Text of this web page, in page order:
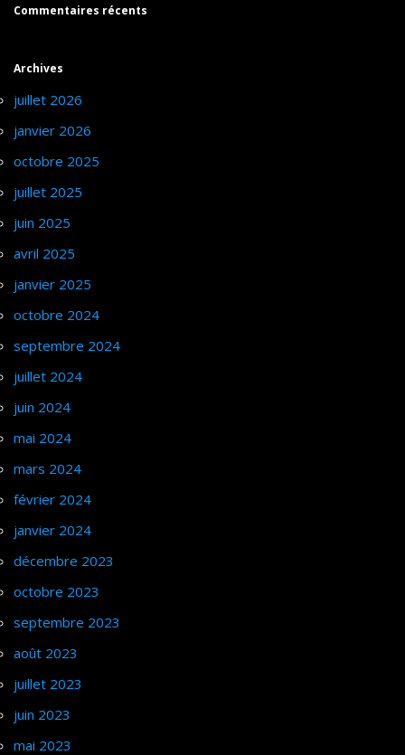
Commentaires récents
Archives
juillet 2026
janvier 2026
octobre 2025
juillet 2025
juin 2025
avril 2025
janvier 2025
octobre 2024
septembre 2024
juillet 2024
juin 2024
mai 2024
mars 2024
février 2024
janvier 2024
décembre 2023
octobre 2023
septembre 2023
août 2023
juillet 2023
juin 2023
mai 2023